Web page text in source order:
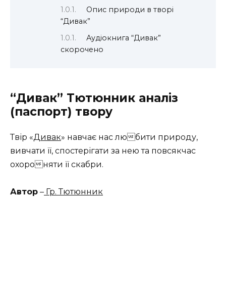
Опис природи в творі
“Дивак”
Аудіокнига “Дивак”
скорочено
“Дивак” Тютюнник аналіз
(паспорт) твору
Твір «Дивак» навчає нас любити природу,
вивчати її, спостерігати за нею та повсякчас
охороняти її скабри.
Автор – Гр. Тютюнник